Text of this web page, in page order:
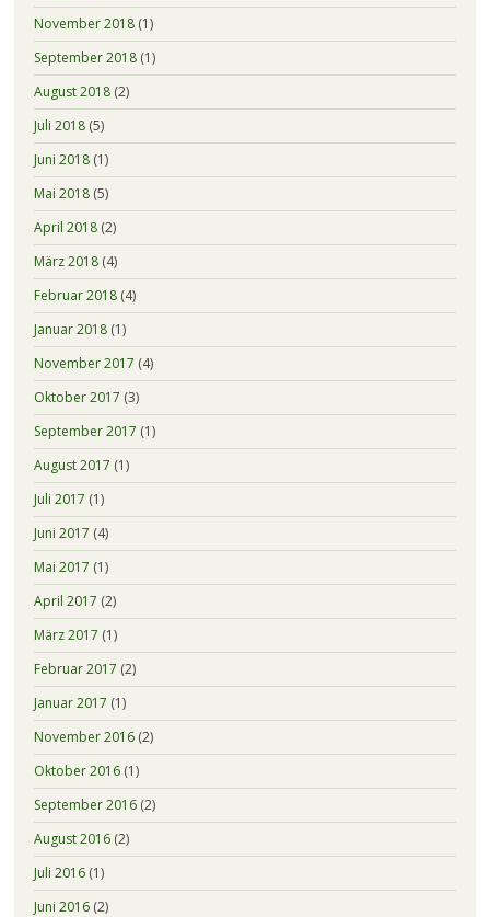
November 2018(1)
September 2018(1)
August 2018(2)
Juli 2018(5)
Juni 2018(1)
Mai 2018(5)
April 2018(2)
März 2018(4)
Februar 2018(4)
Januar 2018(1)
November 2017 (4)
Oktober 2017 (3)
September 2017 (1)
August 2017 (1)
Juli 2017 (1)
Juni 2017 (4)
Mai 2017 (1)
April 2017 (2)
März 2017 (1)
Februar 2017 (2)
Januar 2017 (1)
November 2016(2)
Oktober 2016(1)
September 2016(2)
August 2016(2)
Juli 2016(1)
Juni 2016(2)